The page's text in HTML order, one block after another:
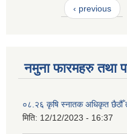
‹ previous
नमुना फारमहरु तथा
०८.२६ कृषि स्‍नातक अधिकृत छैठौँ
मिति: 12/12/2023 - 16:37